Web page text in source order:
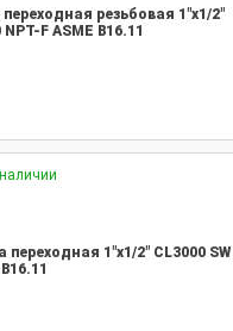
резьбовая 1"х1/2"
NPT-F ASME B16.11
переходная 1"х1/2" CL3000 SW